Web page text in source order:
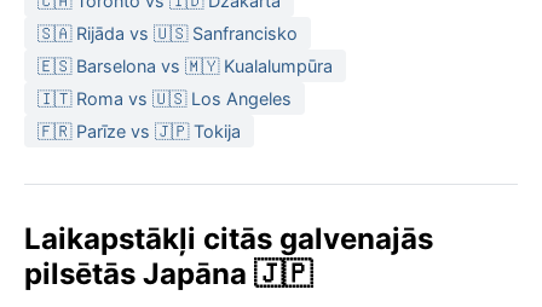
🇸🇦 Rijāda vs 🇺🇸 Sanfrancisko
🇪🇸 Barselona vs 🇲🇾 Kualalumpūra
🇮🇹 Roma vs 🇺🇸 Los Angeles
🇫🇷 Parīze vs 🇯🇵 Tokija
Laikapstākļi citās galvenajās
pilsētās Japāna 🇯🇵